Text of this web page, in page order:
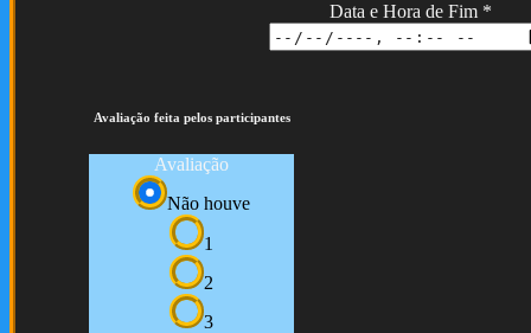
Data e Hora de Fim *
Avaliação feita pelos participantes
Avaliação
Não houve
1
2
3